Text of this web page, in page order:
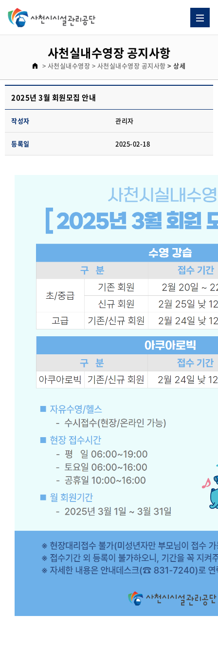
사천실내수영장 공지사항
> 사천실내수영장 > 사천실내수영장 공지사항 > 상세
2025년 3월 회원모집 안내
작성자 관리자
등록일 2025-02-18